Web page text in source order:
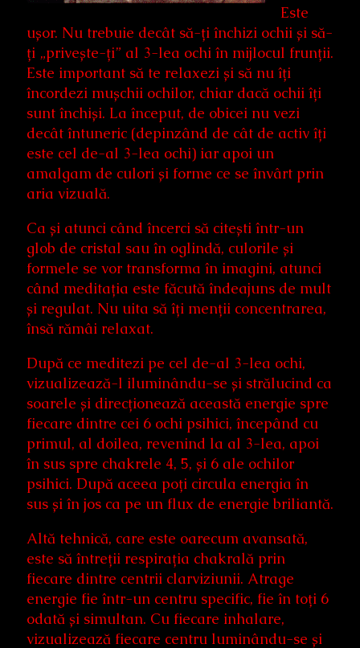
Este
ușor. Nu trebuie decât să-ți închizi ochii și să-
ți „privește-ți” al 3-lea ochi în mijlocul frunții.
Este important să te relaxezi și să nu îți
încordezi mușchii ochilor, chiar dacă ochii îți
sunt închiși. La început, de obicei nu vezi
decât întuneric (depinzând de cât de activ îți
este cel de-al 3-lea ochi) iar apoi un
amalgam de culori și forme ce se învârt prin
aria vizuală.
Ca și atunci când încerci să citești într-un
glob de cristal sau în oglindă, culorile și
formele se vor transforma în imagini, atunci
când meditația este făcută îndeajuns de mult
și regulat. Nu uita să îți menții concentrarea,
însă rămâi relaxat.
După ce meditezi pe cel de-al 3-lea ochi,
vizualizează-l iluminându-se și strălucind ca
soarele și direcționează această energie spre
fiecare dintre cei 6 ochi psihici, începând cu
primul, al doilea, revenind la al 3-lea, apoi
în sus spre chakrele 4, 5, și 6 ale ochilor
psihici. După aceea poți circula energia în
sus și în jos ca pe un flux de energie briliantă.
Altă tehnică, care este oarecum avansată,
este să întreții respirația chakrală prin
fiecare dintre centrii clarviziunii. Atrage
energie fie într-un centru specific, fie în toți 6
odată și simultan. Cu fiecare inhalare,
vizualizează fiecare centru luminându-se și